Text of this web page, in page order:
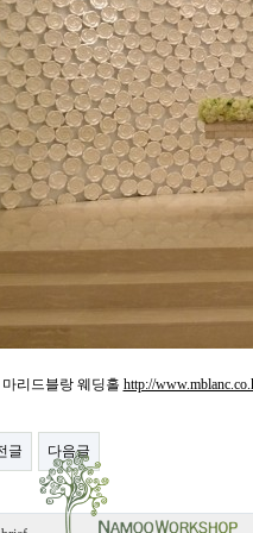
마리드블랑 웨딩홀 http://
글 다음글